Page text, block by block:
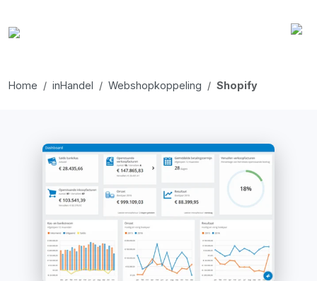
Home inHandel Webshopkoppeling Shopify